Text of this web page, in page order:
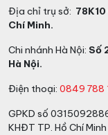
Địa chỉ trụ sở:
Chí Minh.
Chi nhánh Hà Nội: Số
Hà Nội.
Điện thoại: 0849 788
GPKD số
KHĐT TP. Hồ Chí Minh